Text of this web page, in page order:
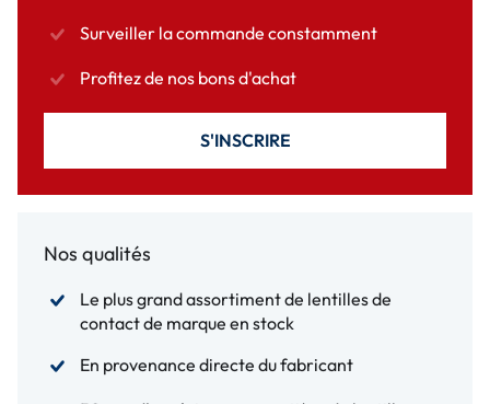
Surveiller la commande constamment
Profitez de nos bons d'achat
S'INSCRIRE
Nos qualités
Le plus grand assortiment de lentilles de
contact de marque en stock
En provenance directe du fabricant